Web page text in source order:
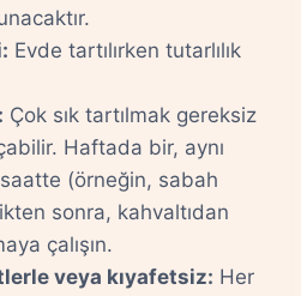
Evde tartılırken tutarlılık
Çok sık tartılmak gereksiz
Haftada bir, aynı
(örneğin, sabah
sonra, kahvaltıdan
çalışın.
veya kıyafetsiz: Her